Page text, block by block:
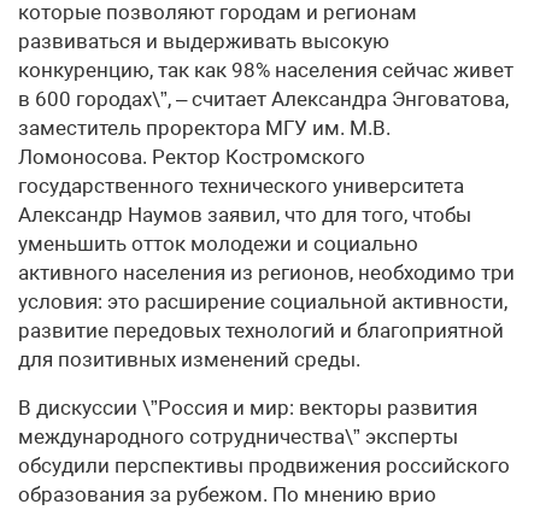
которые позволяют городам и регионам
развиваться и выдерживать высокую
конкуренцию, так как 98% населения сейчас живет
в 600 городах\”, – считает Александра Энговатова,
заместитель проректора МГУ им. М.В.
Ломоносова. Ректор Костромского
государственного технического университета
Александр Наумов заявил, что для того, чтобы
уменьшить отток молодежи и социально
активного населения из регионов, необходимо три
условия: это расширение социальной активности,
развитие передовых технологий и благоприятной
для позитивных изменений среды.
В дискуссии \”Россия и мир: векторы развития
международного сотрудничества\” эксперты
обсудили перспективы продвижения российского
образования за рубежом. По мнению врио